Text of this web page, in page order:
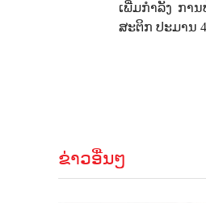
ເພີ່ມກຳລັງ ກາ
ສະຕິກ ປະມານ
ຂ່າວອື່ນໆ